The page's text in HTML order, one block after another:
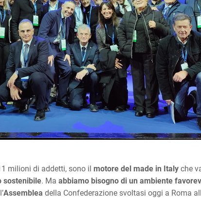
milioni di addetti, sono il motore del made in Italy che
sostenibile. Maabbiamo bisogno di un ambiente
Assemblea della Confederazione svoltasi oggi a Roma